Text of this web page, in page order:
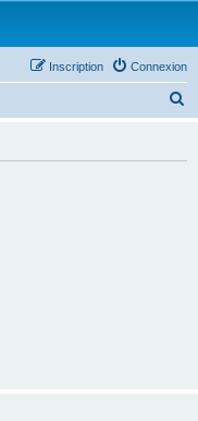
Connexion
Inscription